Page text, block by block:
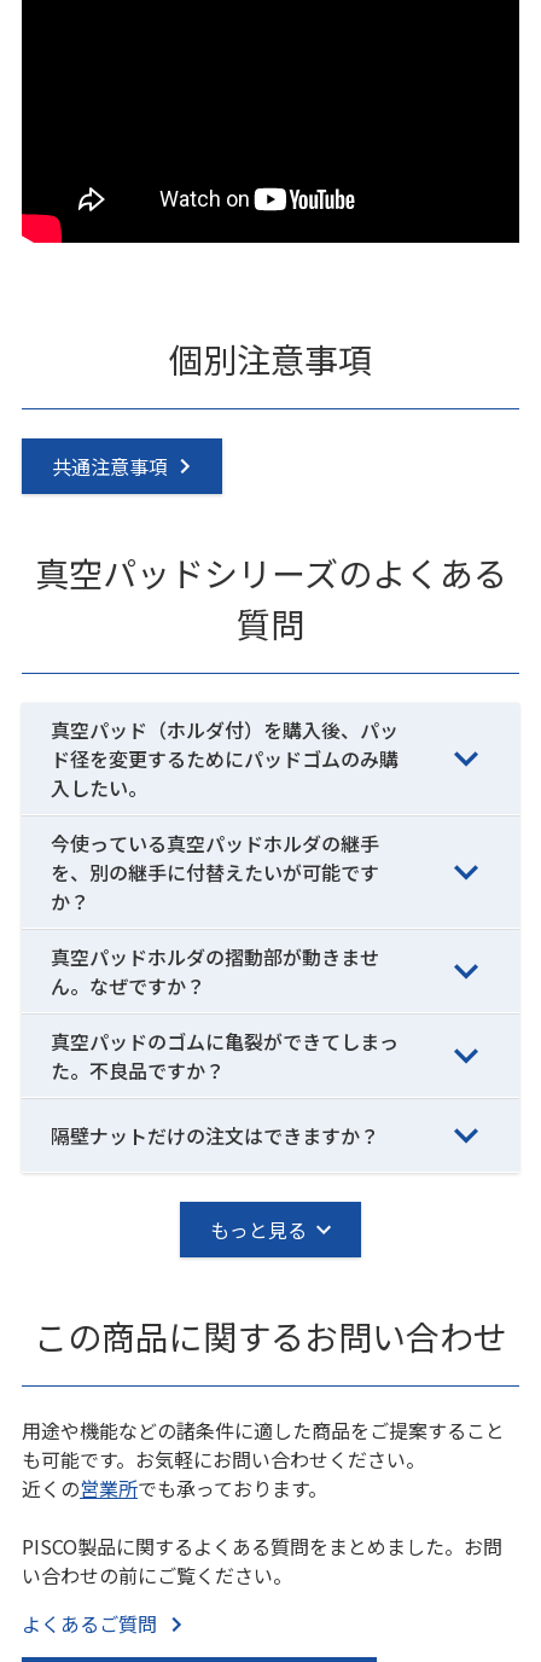
個別注意事項
共通注意事項
真空パッドシリーズのよくある
質問
真空パッド（ホルダ付）を購入後、パッ
ド径を変更するためにパッドゴムのみ購
入したい。
今使っている真空パッドホルダの継手
を、別の継手に付替えたいが可能です
か？
真空パッドホルダの摺動部が動きませ
ん。なぜですか？
真空パッドのゴムに亀裂ができてしまっ
た。不良品ですか？
隔壁ナットだけの注文はできますか？
もっと見る
この商品に関するお問い合わせ
用途や機能などの諸条件に適した商品をご提案すること
も可能です。お気軽にお問い合わせください。
近くの営業所でも承っております。
PISCO製品に関するよくある質問をまとめました。お問
い合わせの前にご覧ください。
よくあるご質問